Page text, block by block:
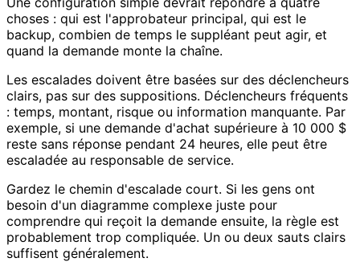
choses : qui est l'approbateur principal, qui est le
backup, combien de temps le suppléant peut agir, et
quand la demande monte la chaîne.
Les escalades doivent être basées sur des déclencheurs
clairs, pas sur des suppositions. Déclencheurs fréquents
: temps, montant, risque ou information manquante. Par
exemple, si une demande d'achat supérieure à 10 000 $
reste sans réponse pendant 24 heures, elle peut être
escaladée au responsable de service.
Gardez le chemin d'escalade court. Si les gens ont
besoin d'un diagramme complexe juste pour
comprendre qui reçoit la demande ensuite, la règle est
probablement trop compliquée. Un ou deux sauts clairs
suffisent généralement.